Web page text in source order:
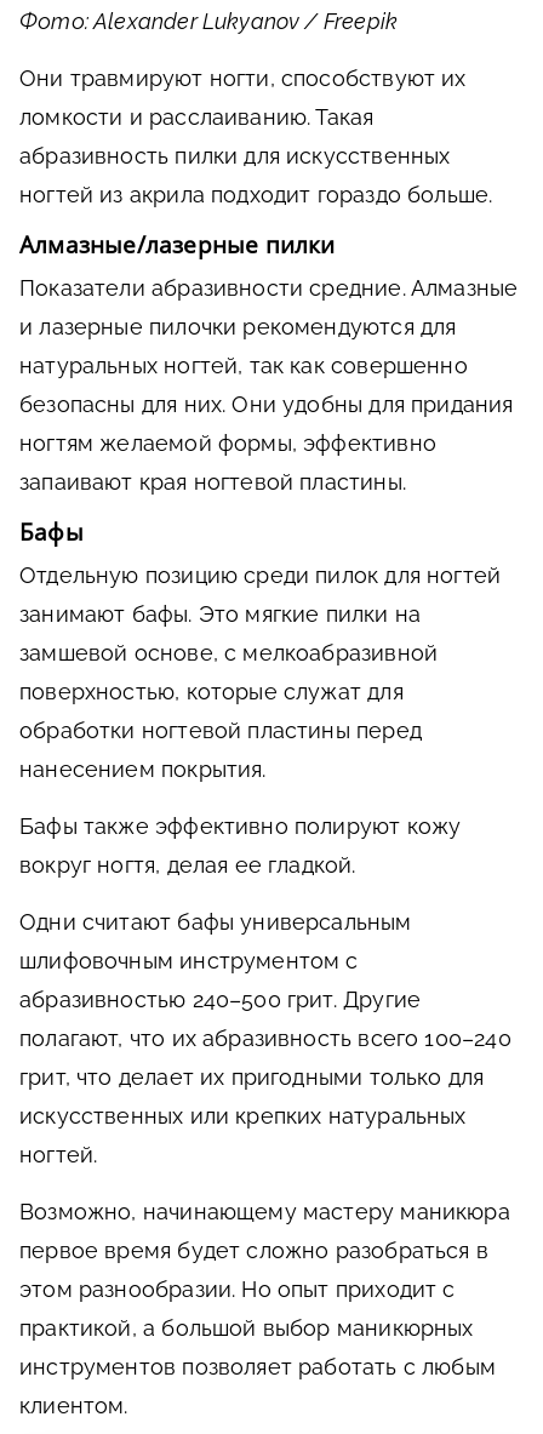
Фото: Alexander Lukyanov / Freepik
Они травмируют ногти, способствуют их
ломкости и расслаиванию. Такая
абразивность пилки для искусственных
ногтей из акрила подходит гораздо больше.
Алмазные/лазерные пилки
Показатели абразивности средние. Алмазные
и лазерные пилочки рекомендуются для
натуральных ногтей, так как совершенно
безопасны для них. Они удобны для придания
ногтям желаемой формы, эффективно
запаивают края ногтевой пластины.
Бафы
Отдельную позицию среди пилок для ногтей
занимают бафы. Это мягкие пилки на
замшевой основе, с мелкоабразивной
поверхностью, которые служат для
обработки ногтевой пластины перед
нанесением покрытия.
Бафы также эффективно полируют кожу
вокруг ногтя, делая ее гладкой.
Одни считают бафы универсальным
шлифовочным инструментом с
абразивностью 240–500 грит. Другие
полагают, что их абразивность всего 100–240
грит, что делает их пригодными только для
искусственных или крепких натуральных
ногтей.
Возможно, начинающему мастеру маникюра
первое время будет сложно разобраться в
этом разнообразии. Но опыт приходит с
практикой, а большой выбор маникюрных
инструментов позволяет работать с любым
клиентом.